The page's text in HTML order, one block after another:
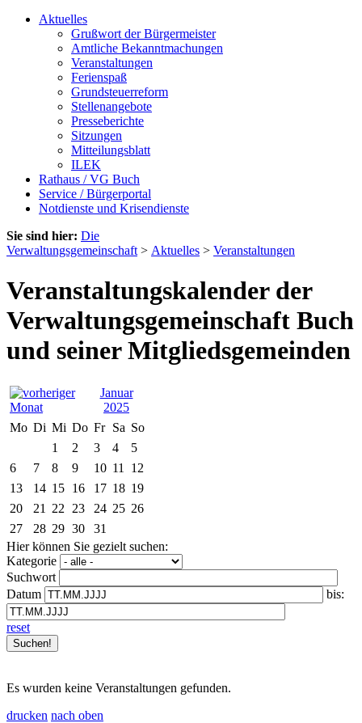
Aktuelles
Grußwort der Bürgermeister
Amtliche Bekanntmachungen
Veranstaltungen
Ferienspaß
Grundsteuerreform
Stellenangebote
Presseberichte
Sitzungen
Mitteilungsblatt
ILEK
Rathaus / VG Buch
Service / Bürgerportal
Notdienste und Krisendienste
Sie sind hier: Die
Verwaltungsgemeinschaft > Aktuelles > Veranstaltungen
Veranstaltungskalender der
Verwaltungsgemeinschaft Buch
und seiner Mitgliedsgemeinden
Januar
2025
Mo Di Mi Do Fr Sa So
1
2 3 4
5
6
7 8 9 10 11
12
13
14 15 16 17 18 19
20
21 22 23 24 25 26
27
28 29 30
31
Hier können Sie gezielt suchen:
Kategorie
Suchwort
Datum
bis:
reset
Es wurden keine Veranstaltungen gefunden.
drucken nach oben